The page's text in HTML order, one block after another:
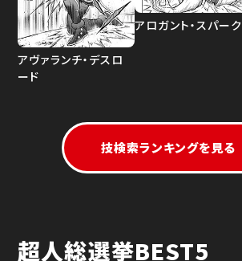
アヴァランチ・デスロ
ード
アロガント・スパーク
技検索ランキングを見る
超人総選挙BEST5